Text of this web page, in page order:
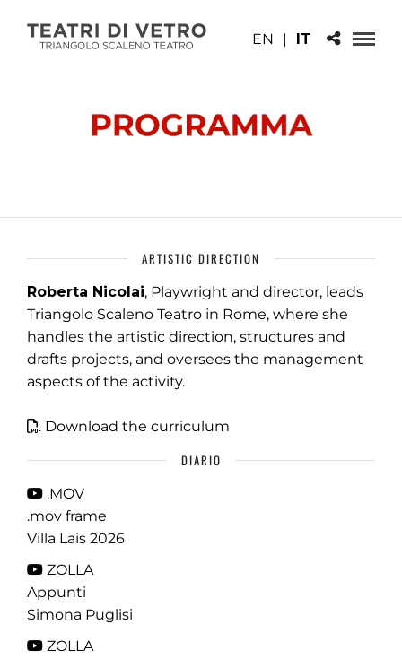
EN | IT
ARTISTIC DIRECTION
Roberta Nicolai, Playwright and director, leads
Triangolo Scaleno Teatro in Rome, where she
handles the artistic direction, structures and
drafts projects, and oversees the management
aspects of the activity.
Download the curriculum
DIARIO
.MOV
.mov frame
Villa Lais 2026
ZOLLA
Appunti
Simona Puglisi
ZOLLA